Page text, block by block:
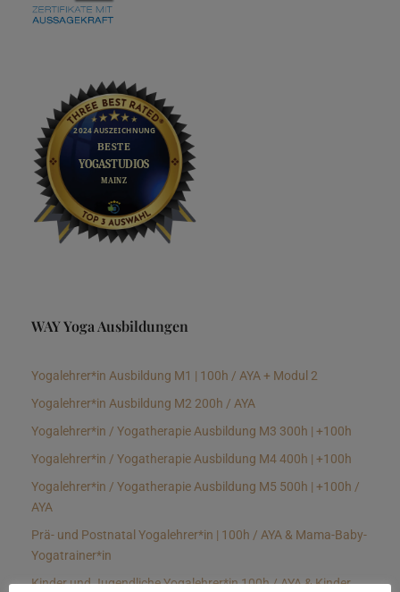
WAY Yoga Ausbildungen
Yogalehrer*in Ausbildung M1 | 100h / AYA + Modul 2
Yogalehrer*in Ausbildung M2 200h / AYA
Yogalehrer*in / Yogatherapie Ausbildung M3 300h | +100h
Yogalehrer*in / Yogatherapie Ausbildung M4 400h | +100h
Yogalehrer*in / Yogatherapie Ausbildung M5 500h | +100h /
AYA
Prä- und Postnatal Yogalehrer*in | 100h / AYA & Mama-Baby-
Yogatrainer*in
Kinder und Jugendliche Yogalehrer*in 100h / AYA & Kinder